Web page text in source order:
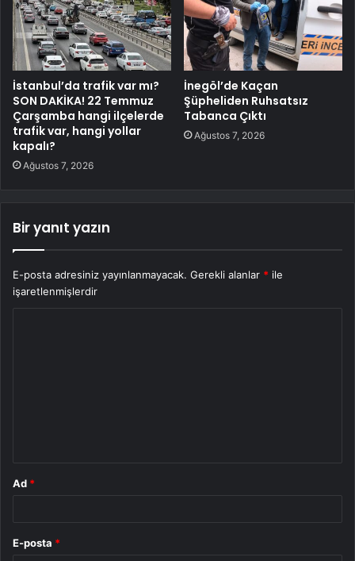
İstanbul’da trafik var mı?
SON DAKİKA! 22 Temmuz
Çarşamba hangi ilçelerde
trafik var, hangi yollar
kapalı?
Ağustos 7, 2026
İnegöl’de Kaçan
Şüpheliden Ruhsatsız
Tabanca Çıktı
Ağustos 7, 2026
Bir yanıt yazın
E-posta adresiniz yayınlanmayacak. Gerekli alanlar * ile
işaretlenmişlerdir
Ad *
E-posta *